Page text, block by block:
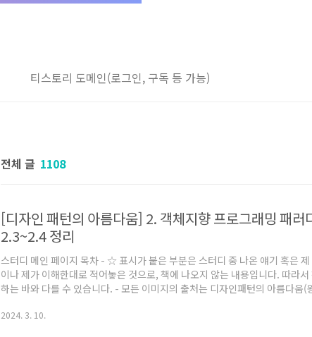
티스토리 도메인(로그인, 구독 등 가능)
전체 글 1108
[디자인 패턴의 아름다움] 2. 객체지향 프로그래밍 패러
2.3~2.4 정리
스터디 메인 페이지 목차 - ☆ 표시가 붙은 부분은 스터디 중 나온 얘기 혹은
이나 제가 이해한대로 적어놓은 것으로, 책에 나오지 않는 내용입니다. 따라
하는 바와 다를 수 있습니다. - 모든 이미지의 출처는 디자인패턴의 아름다움(
방법 ☆ 예제를 가지고 설명하는 부분이기도 하고, 2.3에 나온 예제가 그리 좋
2024. 3. 10.